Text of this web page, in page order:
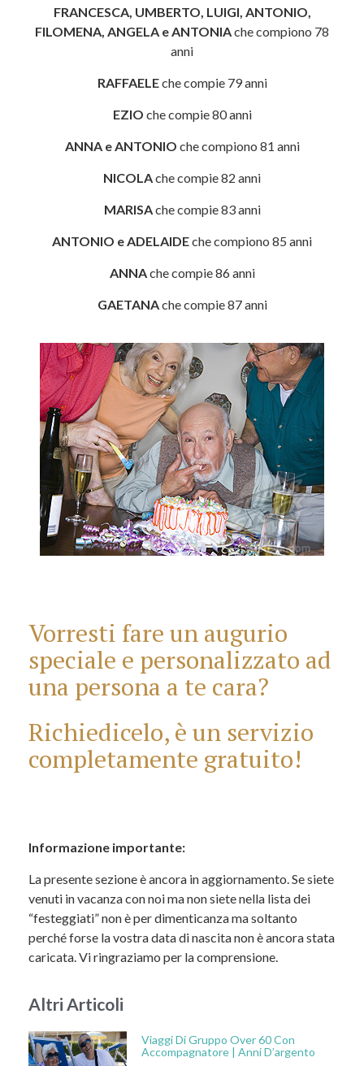
FRANCESCA, UMBERTO, LUIGI, ANTONIO,
FILOMENA, ANGELA e ANTONIAche compiono 78
anni
RAFFAELEche compie 79 anni
EZIO che compie 80 anni
ANNA e ANTONIO che compiono 81 anni
NICOLAche compie 82 anni
MARISAche compie 83 anni
ANTONIO e ADELAIDEche compiono 85 anni
ANNAche compie 86 anni
GAETANAche compie 87 anni
Vorresti fare un augurio
speciale e personalizzato ad
una persona a te cara?
Richiedicelo, è un servizio
completamente gratuito!
Informazione importante:
La presente sezione è ancora in aggiornamento. Se siete
venuti in vacanza con noi ma non siete nella lista dei
“festeggiati” non è per dimenticanza ma soltanto
perché forse la vostra data di nascita non è ancora stata
caricata. Vi ringraziamo per la comprensione.
Altri Articoli
Viaggi Di Gruppo Over 60 Con
Accompagnatore | Anni D’argento